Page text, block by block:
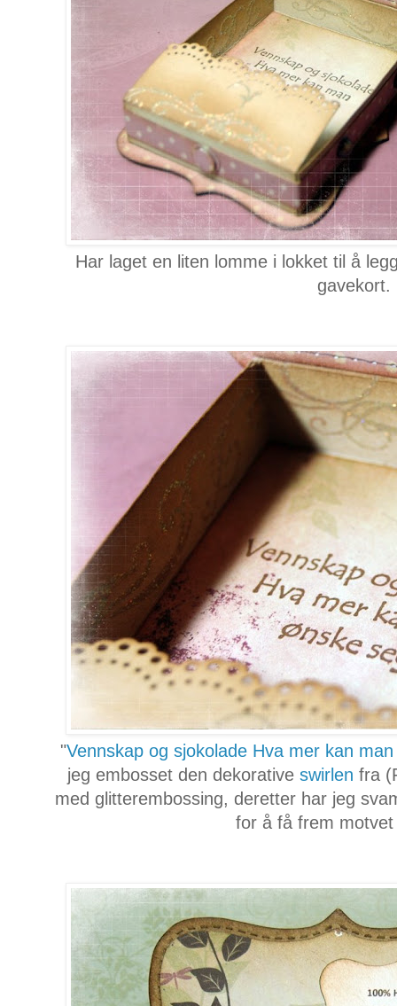
Har laget en liten lomme i lokket til å
gavekort.
"Vennskap og sjokolade Hva mer kan
jeg embosset den dekorative swirlen fra
med glitterembossing, deretter har jeg
for å få frem